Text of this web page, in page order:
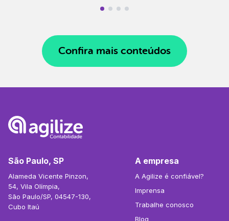
Confira mais conteúdos
São Paulo, SP
Alameda Vicente Pinzon,
54, Vila Olímpia,
São Paulo/SP, 04547-130,
Cubo Itaú
A empresa
A Agilize é confiável?
Imprensa
Trabalhe conosco
Blog